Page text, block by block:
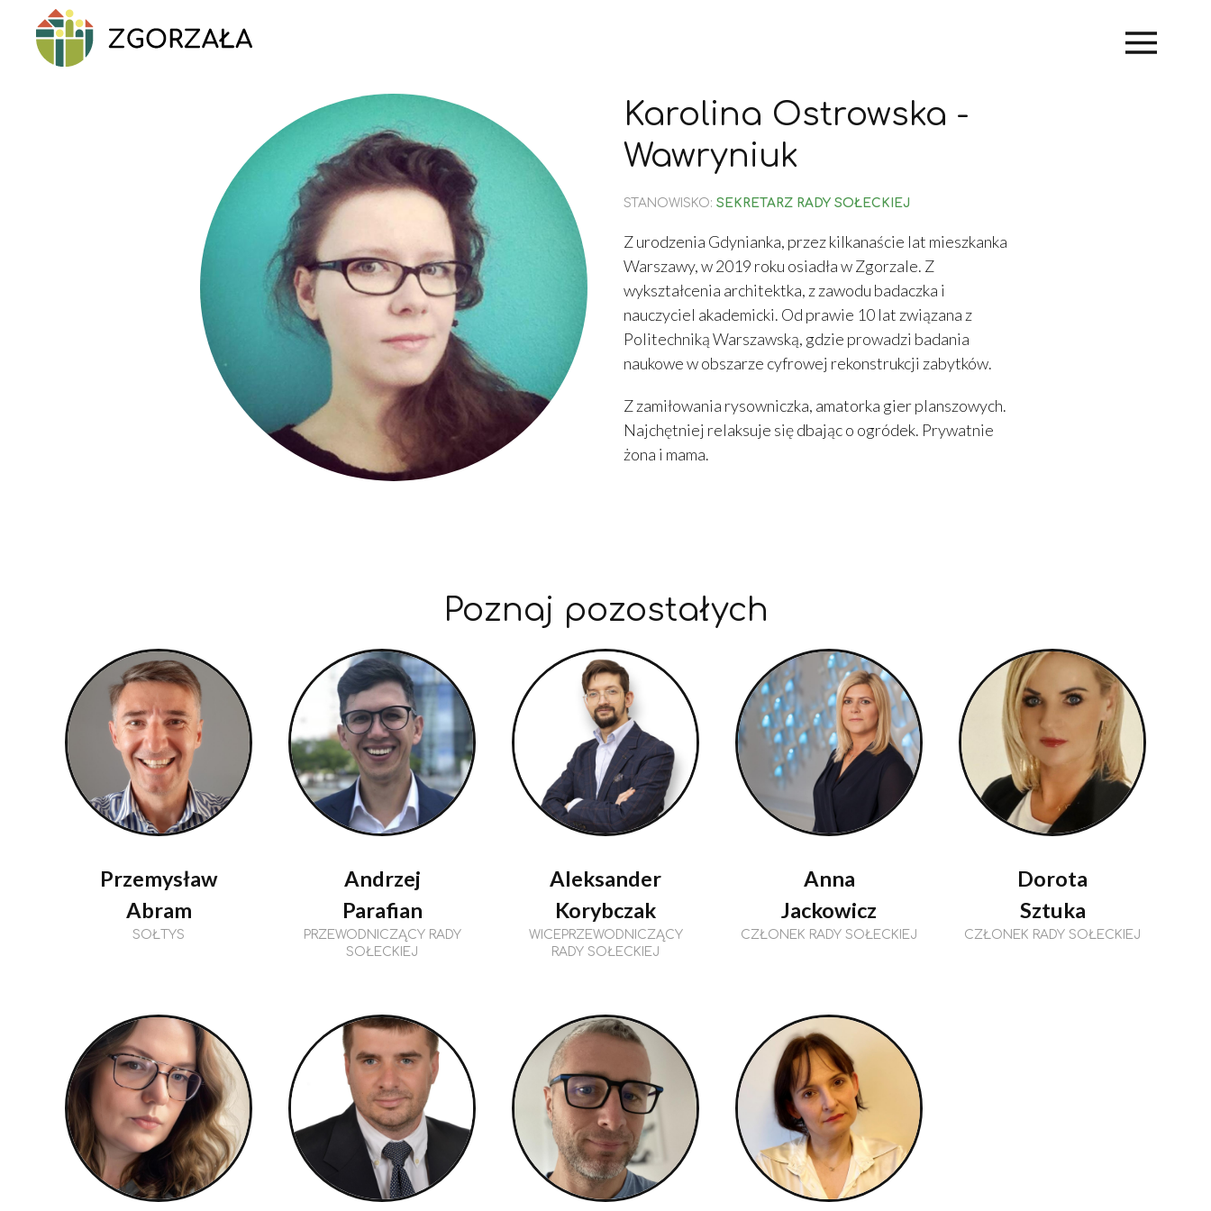
Przejdź
treści
Main
Karolina Ostrowska -
Wawryniuk
STANOWISKO: SEKRETARZ RADY SOŁECKIEJ
Z urodzenia Gdynianka, przez kilkanaście lat mieszkanka
Warszawy, w 2019 roku osiadła w Zgorzale. Z
wykształcenia architektka, z zawodu badaczka i
nauczyciel akademicki. Od prawie 10 lat związana z
Politechniką Warszawską, gdzie prowadzi badania
naukowe w obszarze cyfrowej rekonstrukcji zabytków.
Z zamiłowania rysowniczka, amatorka gier planszowych.
Najchętniej relaksuje się dbając o ogródek. Prywatnie
żona i mama.
Poznaj pozostałych
Przemysław
Abram
SOŁTYS
Andrzej
Parafian
PRZEWODNICZĄCY RADY
SOŁECKIEJ
Aleksander
Korybczak
WICEPRZEWODNICZĄCY
RADY SOŁECKIEJ
Anna
Jackowicz
CZŁONEK RADY SOŁECKIEJ
Dorota
Sztuka
CZŁONEK RADY SOŁECKIEJ